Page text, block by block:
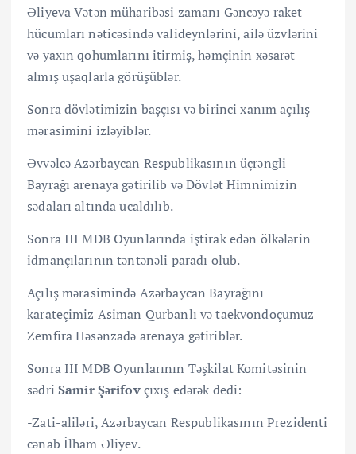
Əliyeva Vətən müharibəsi zamanı Gəncəyə raket
hücumları nəticəsində valideynlərini, ailə üzvlərini
və yaxın qohumlarını itirmiş, həmçinin xəsarət
almış uşaqlarla görüşüblər.
Sonra dövlətimizin başçısı və birinci xanım açılış
mərasimini izləyiblər.
Əvvəlcə Azərbaycan Respublikasının üçrəngli
Bayrağı arenaya gətirilib və Dövlət Himnimizin
sədaları altında ucaldılıb.
Sonra III MDB Oyunlarında iştirak edən ölkələrin
idmançılarının təntənəli paradı olub.
Açılış mərasimində Azərbaycan Bayrağını
karateçimiz Asiman Qurbanlı və taekvondoçumuz
Zemfira Həsənzadə arenaya gətiriblər.
Sonra III MDB Oyunlarının Təşkilat Komitəsinin
sədri Samir Şərifovçıxış edərək dedi:
-Zati-aliləri, Azərbaycan Respublikasının Prezidenti
cənab İlham Əliyev.